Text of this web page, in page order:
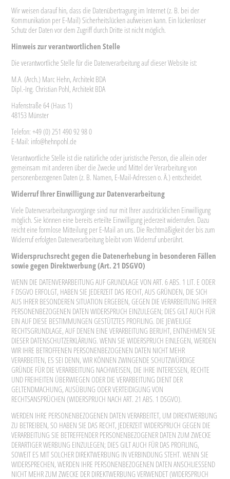
Wir weisen darauf hin, dass die Datenübertragung im Internet (z. B. bei der
Kommunikation per E-Mail) Sicherheitslücken aufweisen kann. Ein lückenloser
Schutz der Daten vor dem Zugriff durch Dritte ist nicht möglich.
Hinweis zur verantwortlichen Stelle
Die verantwortliche Stelle für die Datenverarbeitung auf dieser Website ist:
M.A. (Arch.) Marc Hehn, Architekt BDA
Dipl.-Ing. Christian Pohl, Architekt BDA
Hafenstraße 64 (Haus 1)
48153 Münster
Telefon: +49 (0) 251 490 92 98 0
E-Mail: info@hehnpohl.de
Verantwortliche Stelle ist die natürliche oder juristische Person, die allein oder
gemeinsam mit anderen über die Zwecke und Mittel der Verarbeitung von
personenbezogenen Daten (z. B. Namen, E-Mail-Adressen o. Ä.) entscheidet.
Widerruf Ihrer Einwilligung zur Datenverarbeitung
Viele Datenverarbeitungsvorgänge sind nur mit Ihrer ausdrücklichen Einwilligung
möglich. Sie können eine bereits erteilte Einwilligung jederzeit widerrufen. Dazu
reicht eine formlose Mitteilung per E-Mail an uns. Die Rechtmäßigkeit der bis zum
Widerruf erfolgten Datenverarbeitung bleibt vom Widerruf unberührt.
Widerspruchsrecht gegen die Datenerhebung in besonderen Fällen
sowie gegen Direktwerbung (Art. 21 DSGVO)
WENN DIE DATENVERARBEITUNG AUF GRUNDLAGE VON ART. 6 ABS. 1 LIT. E ODER
F DSGVO ERFOLGT, HABEN SIE JEDERZEIT DAS RECHT, AUS GRÜNDEN, DIE SICH
AUS IHRER BESONDEREN SITUATION ERGEBEN, GEGEN DIE VERARBEITUNG IHRER
PERSONENBEZOGENEN DATEN WIDERSPRUCH EINZULEGEN; DIES GILT AUCH FÜR
EIN AUF DIESE BESTIMMUNGEN GESTÜTZTES PROFILING. DIE JEWEILIGE
RECHTSGRUNDLAGE, AUF DENEN EINE VERARBEITUNG BERUHT, ENTNEHMEN SIE
DIESER DATENSCHUTZERKLÄRUNG. WENN SIE WIDERSPRUCH EINLEGEN, WERDEN
WIR IHRE BETROFFENEN PERSONENBEZOGENEN DATEN NICHT MEHR
VERARBEITEN, ES SEI DENN, WIR KÖNNEN ZWINGENDE SCHUTZWÜRDIGE
GRÜNDE FÜR DIE VERARBEITUNG NACHWEISEN, DIE IHRE INTERESSEN, RECHTE
UND FREIHEITEN ÜBERWIEGEN ODER DIE VERARBEITUNG DIENT DER
GELTENDMACHUNG, AUSÜBUNG ODER VERTEIDIGUNG VON
RECHTSANSPRÜCHEN (WIDERSPRUCH NACH ART. 21 ABS. 1 DSGVO).
WERDEN IHRE PERSONENBEZOGENEN DATEN VERARBEITET, UM DIREKTWERBUNG
ZU BETREIBEN, SO HABEN SIE DAS RECHT, JEDERZEIT WIDERSPRUCH GEGEN DIE
VERARBEITUNG SIE BETREFFENDER PERSONENBEZOGENER DATEN ZUM ZWECKE
DERARTIGER WERBUNG EINZULEGEN; DIES GILT AUCH FÜR DAS PROFILING,
SOWEIT ES MIT SOLCHER DIREKTWERBUNG IN VERBINDUNG STEHT. WENN SIE
WIDERSPRECHEN, WERDEN IHRE PERSONENBEZOGENEN DATEN ANSCHLIESSEND
NICHT MEHR ZUM ZWECKE DER DIREKTWERBUNG VERWENDET (WIDERSPRUCH